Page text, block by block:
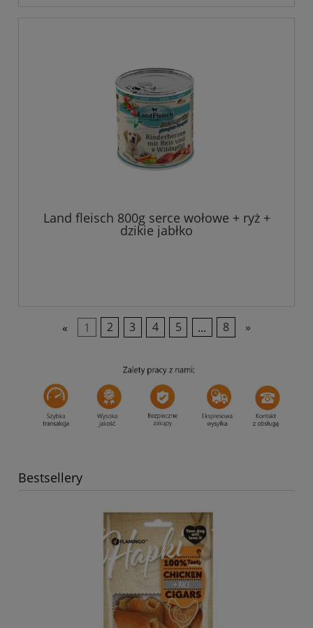
Land fleisch 800g serce wołowe + ryż +
dzikie jabłko
« 1 2 3 4 5 ... 8 »
Bestsellery